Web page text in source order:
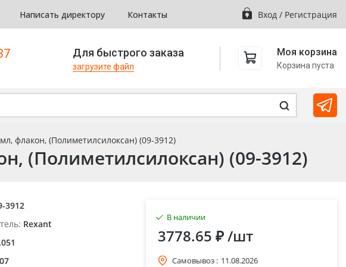
Написать директору Контакты Вход / Регистрация
Для быстрого заказа
загрузите файл
Моя корзина
Корзина пуста
флакон, (Полиметилсилоксан) (09-3912)
(Полиметилсилоксан) (09-3912)
3912
Rexant
В наличии
3778.65 ₽/шт
Самовывоз : 11.08.2026